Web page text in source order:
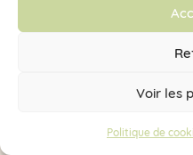
Voir les
Politique de
servais plus) c’est très
teste les psl depuis